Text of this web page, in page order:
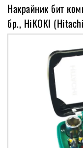
Накрайник бит
бр., HiKOKI